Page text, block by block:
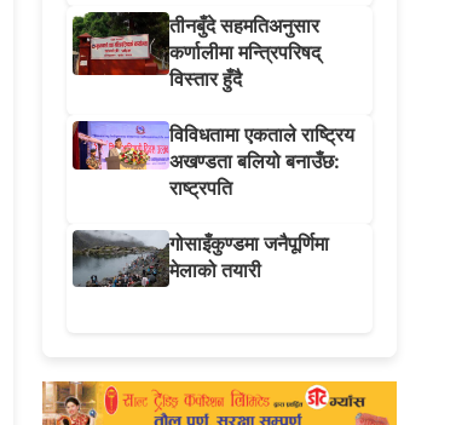
तीनबुँदे सहमतिअनुसार
कर्णालीमा मन्त्रिपरिषद्
विस्तार हुँदै
विविधतामा एकताले राष्ट्रिय
अखण्डता बलियो बनाउँछ:
राष्ट्रपति
गोसाइँकुण्डमा जनैपूर्णिमा
मेलाको तयारी